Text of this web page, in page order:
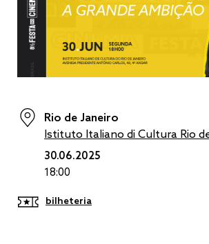
Rio de Janeiro
Istituto Italiano di Cultura Rio
30.06.2025
18:00
bilheteria